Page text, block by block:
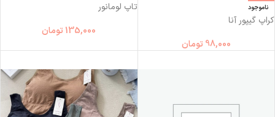
ناموجود
کراپ گیپور آنا
98,000 تومان
تاپ لومانور
135,000 تومان